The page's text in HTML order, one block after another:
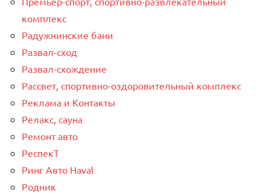
комплекс
Радужнинские бани
Развал-сход
Развал-схождение
Рассвет, спортивно-оздоровительный комплекс
Реклама и Контакты
Релакс, сауна
Ремонт авто
РеспекТ
Ринг Авто Haval
Родник